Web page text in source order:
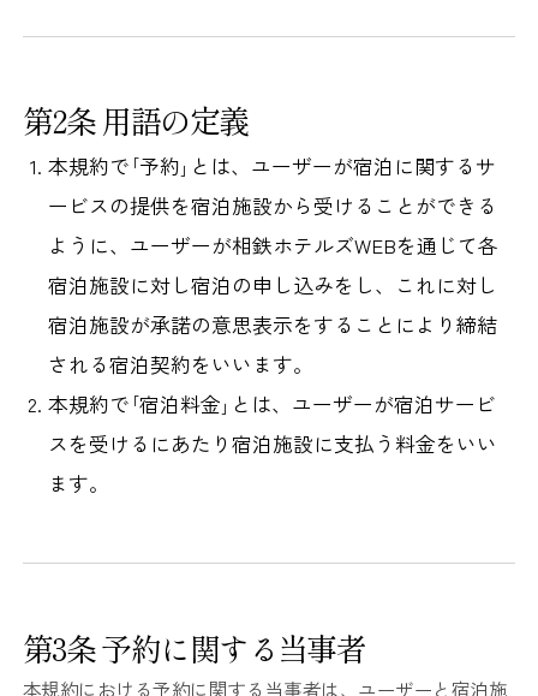
第2条 用語の定義
本規約で｢予約｣とは、ユーザーが宿泊に関するサ
ービスの提供を宿泊施設から受けることができる
ように、ユーザーが相鉄ホテルズWEBを通じて各
宿泊施設に対し宿泊の申し込みをし、これに対し
宿泊施設が承諾の意思表示をすることにより締結
される宿泊契約をいいます。
本規約で｢宿泊料金｣とは、ユーザーが宿泊サービ
スを受けるにあたり宿泊施設に支払う料金をいい
ます。
第3条 予約に関する当事者
本規約における予約に関する当事者は、ユーザーと宿泊施